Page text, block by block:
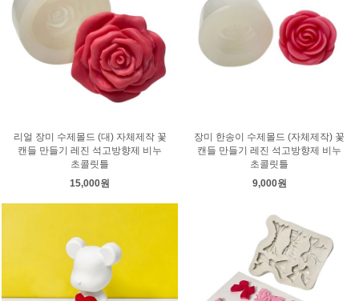
리얼 장미 수제몰드 (대) 자체제작 꽃
캔들 만들기 레진 석고방향제 비누
초콜릿틀
15,000원
장미 한송이 수제몰드 (자체제작) 꽃
캔들 만들기 레진 석고방향제 비누
초콜릿틀
9,000원